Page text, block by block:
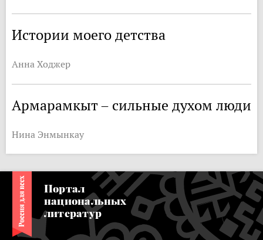
Истории моего детства
Анна Ходжер
Армарамкыт – сильные духом люди
Нина Энмынкау
Портал
национальных
литератур